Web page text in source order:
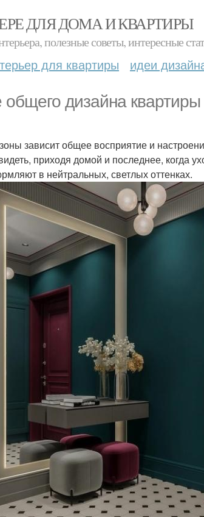
ДЛЯ ДОМА И КВАРТИРЫ
полезные советы, интересные
для квартиры идеи
общего дизайна
зависит общее восприятие и
приходя домой и последнее, когда
в нейтральных, светлых оттенках.